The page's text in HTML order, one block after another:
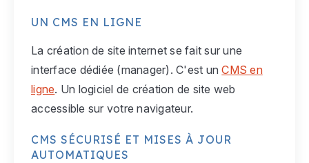
UN CMS EN LIGNE
La création de site internet se fait sur une
interface dédiée (manager). C'est unCMS en
ligne. Un logiciel de création de site web
accessible sur votre navigateur.
CMS SÉCURISÉ ET MISES À JOUR
AUTOMATIQUES